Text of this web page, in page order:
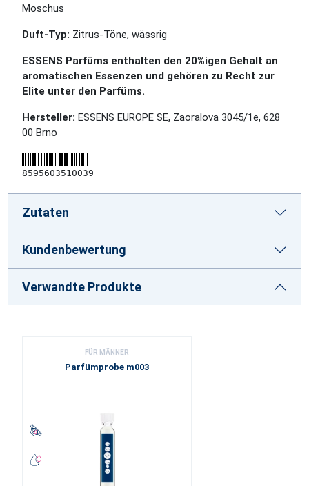
Moschus
Duft-Typ: Zitrus-Töne, wässrig
ESSENS Parfüms enthalten den 20%igen Gehalt an
aromatischen Essenzen und gehören zu Recht zur
Elite unter den Parfüms.
Hersteller: ESSENS EUROPE SE, Zaoralova 3045/1e, 628
00 Brno
8595603510039
Zutaten
Kundenbewertung
Verwandte Produkte
FÜR MÄNNER
Parfümprobe m003